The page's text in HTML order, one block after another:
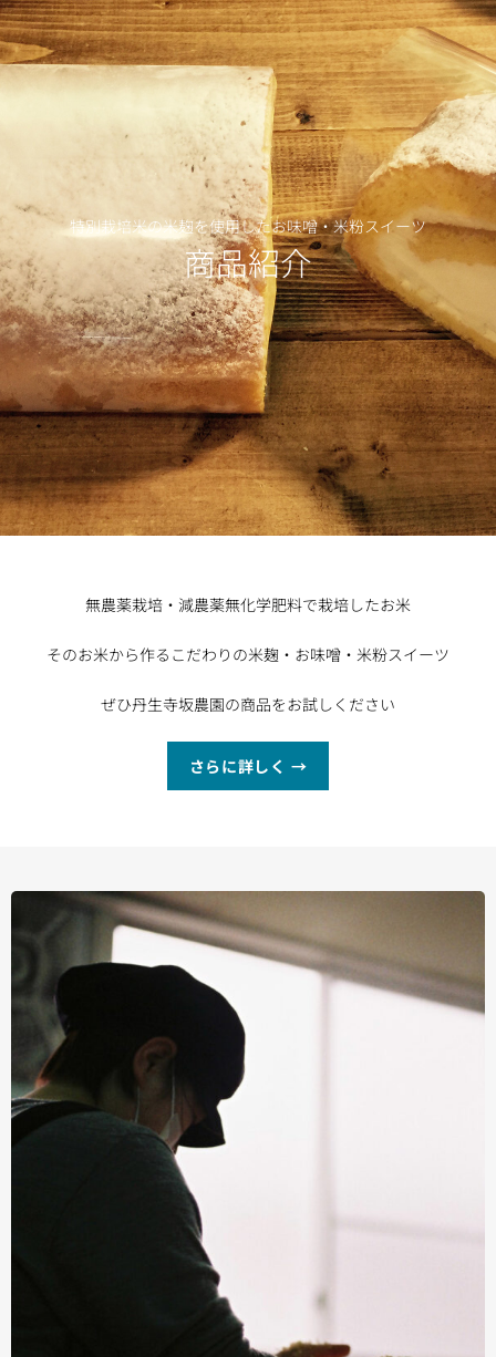
特別栽培米の米麹を使用したお味噌・米粉スイーツ
商品紹介
無農薬栽培・減農薬無化学肥料で栽培したお米
そのお米から作るこだわりの米麹・お味噌・米粉スイーツ
ぜひ丹生寺坂農園の商品をお試しください
さらに詳しく →